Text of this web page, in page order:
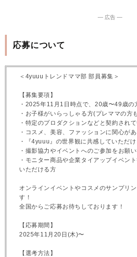
― 広告 ―
応募について
＜4yuuuトレンドママ部 部員募集＞
【募集要項】
・2025年11月1日時点で、20歳〜49歳の
・お子様がいらっしゃる方(プレママの方
・特定のプロダクションなどと契約され
・コスメ、美容、ファッションに関心が
・『4yuuu』の世界観に共感していただ
・撮影協力やイベントへのご参加をお願
・モニター商品や企業タイアップイベン
いただける方
オンラインイベントやコスメのサンプリ
す！
全国からご応募お待ちしております！
【応募期間】
2025年11月20日(木)〜
【選考方法】